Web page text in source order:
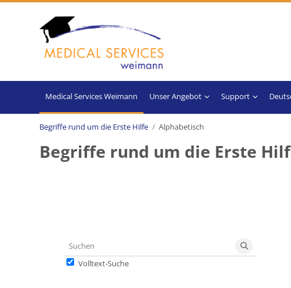
Unser Angebot Support
Begriffe rund um die Erste Hilfe Alphabetisch
Begriffe rund um die Erste
SuchenSuchen
Volltext-Suche